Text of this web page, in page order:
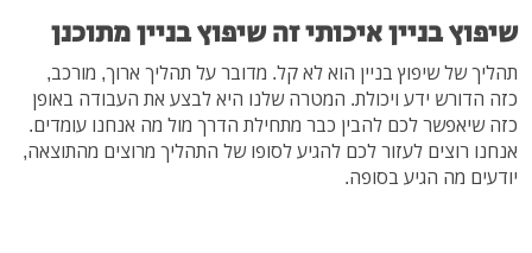
שיפוץ בניין איכותי זה שיפוץ בניין מתוכנן
תהליך של שיפוץ בניין הוא לא קל. מדובר על תהליך ארוך, מורכב,
כזה הדורש ידע ויכולת. המטרה שלנו היא לבצע את העבודה באופן
כזה שיאפשר לכם להבין כבר מתחילת הדרך מול מה אנחנו עומדים.
אנחנו רוצים לעזור לכם להגיע לסופו של התהליך מרוצים מהתוצאה,
יודעים מה הגיע בסופה.